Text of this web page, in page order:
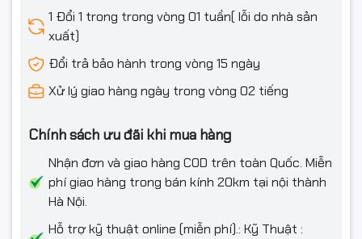
1 Đổi 1 trong trong vòng 01 tuần( lỗi do nhà sản
xuất)
Đổi trả bảo hành trong vòng 15 ngày
Xử lý giao hàng ngày trong vòng 02 tiếng
Chính sách ưu đãi khi mua hàng
Nhận đơn và giao hàng COD trên toàn Quốc. Miễn
phí giao hàng trong bán kính 20km tại nội thành
Hà Nội.
Hỗ trợ kỹ thuật online (miễn phí).: Kỹ Thuật :